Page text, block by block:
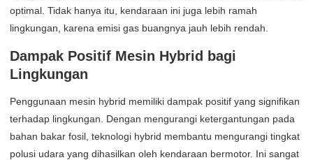
optimal. Tidak hanya itu, kendaraan ini juga lebih ramah
lingkungan, karena emisi gas buangnya jauh lebih rendah.
Dampak Positif Mesin Hybrid bagi
Lingkungan
Penggunaan mesin hybrid memiliki dampak positif yang signifikan
terhadap lingkungan. Dengan mengurangi ketergantungan pada
bahan bakar fosil, teknologi hybrid membantu mengurangi tingkat
polusi udara yang dihasilkan oleh kendaraan bermotor. Ini sangat